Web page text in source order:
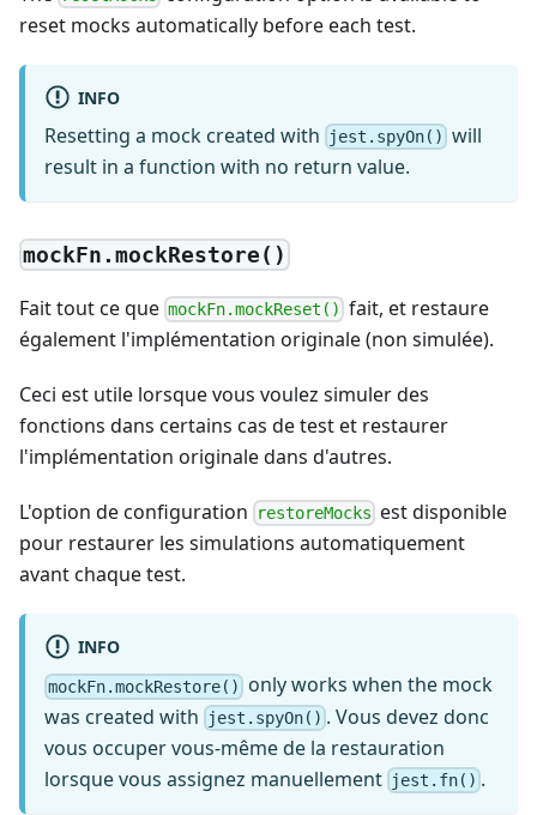
reset mocks automatically before each test.
INFO
Resetting a mock created with jest.spyOn() will
result in a function with no return value.
mockFn.mockRestore()
Fait tout ce que mockFn.mockReset() fait, et restaure
également l'implémentation originale (non simulée).
Ceci est utile lorsque vous voulez simuler des
fonctions dans certains cas de test et restaurer
l'implémentation originale dans d'autres.
L'option de configuration restoreMocks est disponible
pour restaurer les simulations automatiquement
avant chaque test.
INFO
mockFn.mockRestore()
only works when the mock
was created with
jest.spyOn() . Vous devez donc
vous occuper vous-même de la restauration
lorsque vous assignez manuellement jest.fn() .